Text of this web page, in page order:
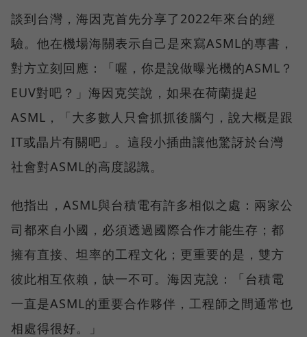
談到台灣，海因克首先分享了2022年來台的經
驗。他在機場海關表示自己是來寫ASML的專書，
對方立刻回應：「喔，你是說做曝光機的ASML？
EUV對吧？」海因克笑說，如果在荷蘭提起
ASML，「大多數人只會抓抓後腦勺，說大概是跟
IT或晶片有關吧」。這段小插曲讓他驚訝於台灣
社會對ASML的高度認識。
他指出，ASML與台積電有許多相似之處：兩家公
司都來自小國，必須透過國際合作才能生存；都
擁有直接、坦率的工程文化；更重要的是，雙方
彼此相互依賴，缺一不可。海因克說：「台積電
一直是ASML的重要合作夥伴，工程師之間通常也
相處得很好。」